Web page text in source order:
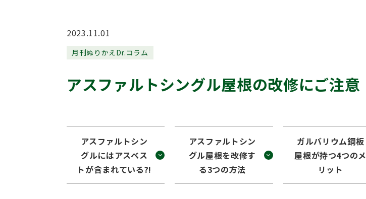
2023.11.01
月刊ぬりかえDr.コラム
アスファルトシングル屋根の改修にご注意
アスファルトシン
グルにはアスベス
トが含まれている?!
アスファルトシン
グル屋根を改修す
る3つの方法
ガルバリウム鋼板
屋根が持つ4つのメ
リット